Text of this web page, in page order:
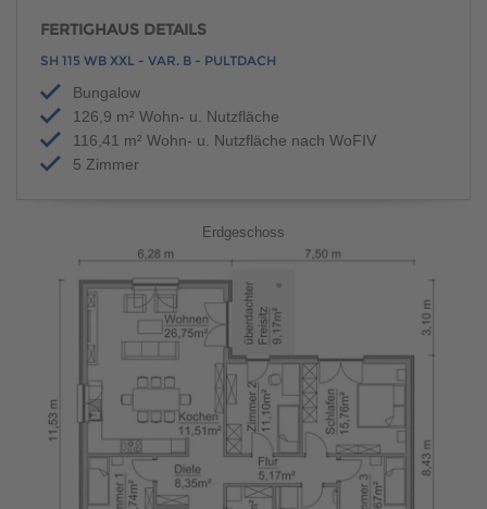
FERTIGHAUS DETAILS
SH 115 WB XXL - VAR. B - PULTDACH
Bungalow
126,9 m² Wohn- u. Nutzfläche
116,41 m² Wohn- u. Nutzfläche nach WoFIV
5 Zimmer
Erdgeschoss